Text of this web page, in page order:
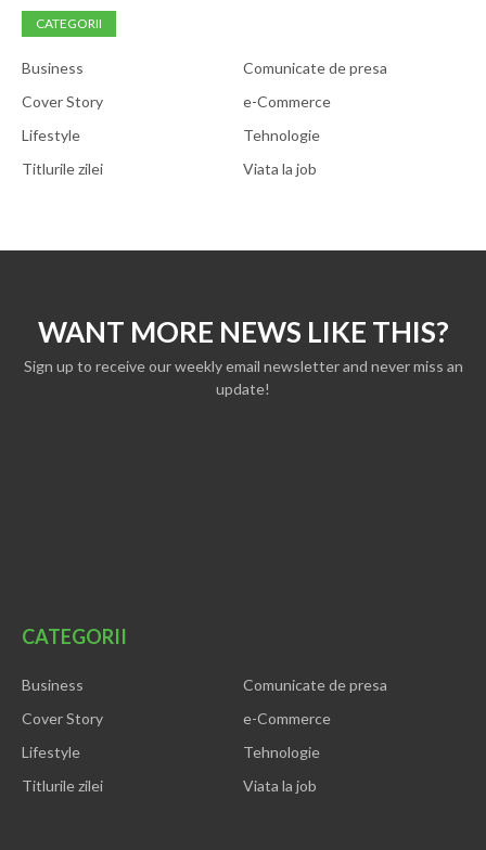
CATEGORII
Business
Comunicate de presa
Cover Story
e-Commerce
Lifestyle
Tehnologie
Titlurile zilei
Viata la job
WANT MORE NEWS LIKE THIS?
Sign up to receive our weekly email newsletter and never miss an
update!
CATEGORII
Business
Comunicate de presa
Cover Story
e-Commerce
Lifestyle
Tehnologie
Titlurile zilei
Viata la job